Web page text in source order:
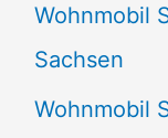
Wohnmobil
Sachsen
Wohnmobil